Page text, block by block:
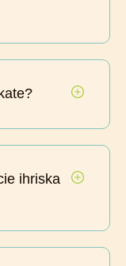
ihriska